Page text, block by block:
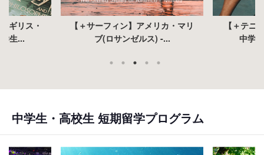
ギリス・
生...
【＋サーフィン】アメリカ・マリ
ブ(ロサンゼルス) -...
【＋テニ
中学
中学生・高校生 短期留学プログラム